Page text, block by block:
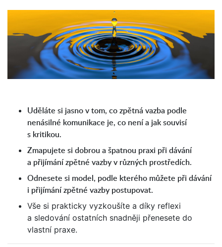
Uděláte si jasno v tom, co zpětná vazba podle
nenásilné komunikace je, co není a jak souvisí
s kritikou.
Zmapujete si dobrou a špatnou praxi při dávání
a přijímání zpětné vazby v různých prostředích.
Odnesete si model, podle kterého můžete při dávání
i přijímání zpětné vazby postupovat.
Vše si prakticky vyzkoušíte a díky reflexi
a sledování ostatních snadněji přenesete do
vlastní praxe.